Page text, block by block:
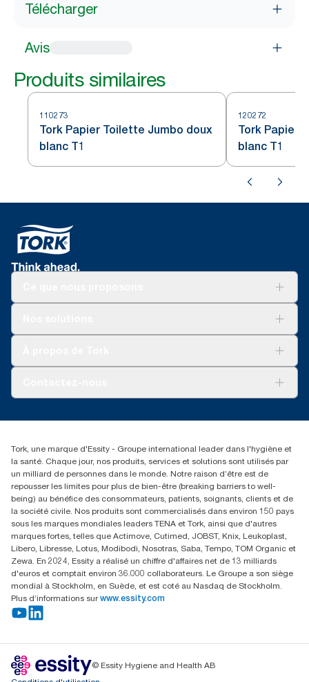
Télécharger
Avis
Produits similaires
110273
Tork Papier Toilette Jumbo doux
blanc T1
120272
Tork Papier
blanc T1
01 85 07 92 00
Tork, une marque d'Essity - Groupe international leader dans l'hygiène et
la santé. Chaque jour, nos produits, services et solutions sont utilisés par
un milliard de personnes dans le monde. Notre raison d’être est de
repousser les limites pour plus de bien-être (breaking barriers to well-
being) au bénéfice des consommateurs, patients, soignants, clients et de
la société civile. Nos produits sont commercialisés dans environ 150 pays
sous les marques mondiales leaders TENA et Tork, ainsi que d'autres
marques fortes, telles que Actimove, Cutimed, JOBST, Knix, Leukoplast,
Libero, Libresse, Lotus, Modibodi, Nosotras, Saba, Tempo, TOM Organic et
Zewa. En 2024, Essity a réalisé un chiffre d'affaires net de 13 milliards
d'euros et comptait environ 36.000 collaborateurs. Le Groupe a son siège
mondial à Stockholm, en Suède, et est coté au Nasdaq de Stockholm.
Plus d’informations sur www.essity.com
© Essity Hygiene and Health AB